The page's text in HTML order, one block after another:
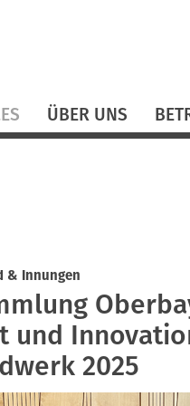
ÜBER UNS
& Innungen
und
2025